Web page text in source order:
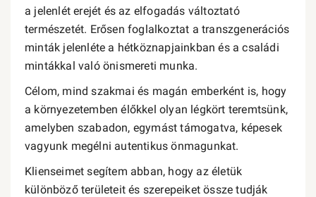
a jelenlét erejét és az elfogadás változtató
természetét. Erősen foglalkoztat a transzgenerációs
minták jelenléte a hétköznapjainkban és a családi
mintákkal való önismereti munka.
Célom, mind szakmai és magán emberként is, hogy
a környezetemben élőkkel olyan légkört teremtsünk,
amelyben szabadon, egymást támogatva, képesek
vagyunk megélni autentikus önmagunkat.
Klienseimet segítem abban, hogy az életük
különböző területeit és szerepeiket össze tudják